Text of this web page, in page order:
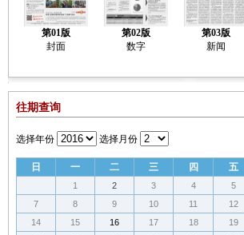
第01版
封面
第02版
数字
第03版
新闻
往期查询
选择年份 选择月份
日 一 二 三 四 五
1 2 3 4 5
7
8 9 10 11 12
14
15 16 17 18 19